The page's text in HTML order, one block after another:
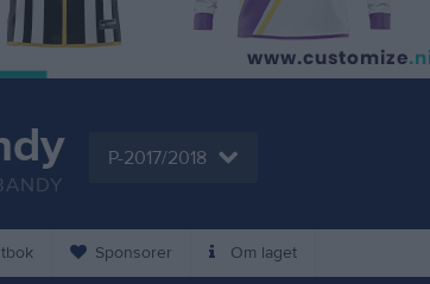
P-2017/2018
Sponsorer Om laget